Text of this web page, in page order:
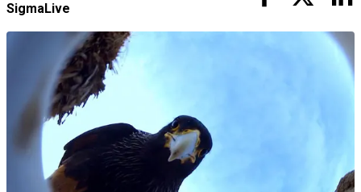
SigmaLive